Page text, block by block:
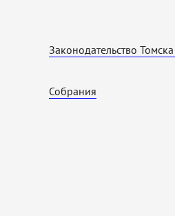
Законодательство
Собрания